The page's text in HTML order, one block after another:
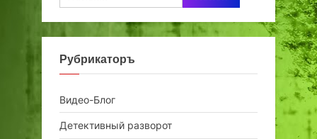
Рубрикаторъ
Видео-Блог
Детективный разворот